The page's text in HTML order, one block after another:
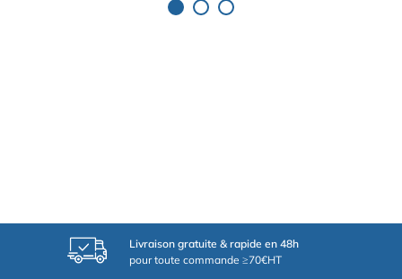
Livraison gratuite & rapide en 48h
pour toute commande ≥70€HT